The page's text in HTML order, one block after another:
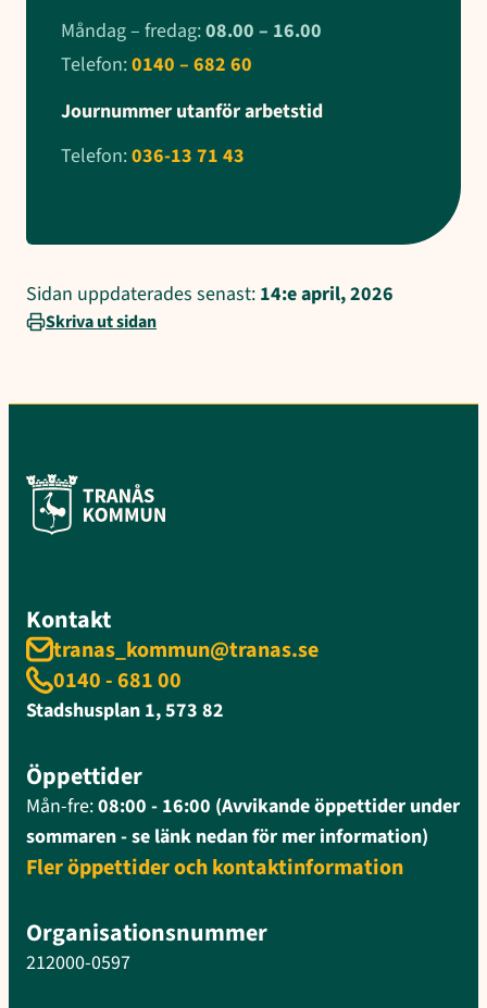
Måndag – fredag:08.00 – 16.00
Telefon:0140 – 682 60
Journummer utanför arbetstid
Telefon:036-13 71 43
Sidan uppdaterades senast: 14:e april, 2026
Skriva ut sidan
Kontakt
tranas_kommun@tranas.se
0140 - 681 00
Stadshusplan 1, 573 82
Öppettider
Mån-fre:08:00 - 16:00 (Avvikande öppettider under
sommaren - se länk nedan för mer information)
Fler öppettider och kontaktinformation
Organisationsnummer
212000-0597